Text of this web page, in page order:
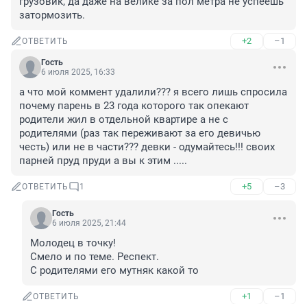
затормозить.
ОТВЕТИТЬ +2 –1
Гость
6 июля 2025, 16:33
а что мой коммент удалили??? я всего лишь спросила
почему парень в 23 года которого так опекают
родители жил в отдельной квартире а не с
родителями (раз так переживают за его девичью
честь) или не в части??? девки - одумайтесь!!! своих
парней пруд пруди а вы к этим .....
ОТВЕТИТЬ 1 +5 –3
Гость
6 июля 2025, 21:44
Молодец в точку!
Смело и по теме. Респект.
С родителями его мутняк какой то
ОТВЕТИТЬ +1 –1